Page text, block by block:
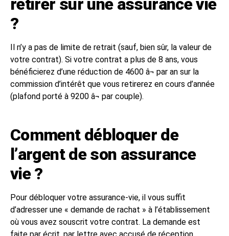
retirer sur une assurance vie
?
Il n’y a pas de limite de retrait (sauf, bien sûr, la valeur de
votre contrat). Si votre contrat a plus de 8 ans, vous
bénéficierez d’une réduction de 4600 â¬ par an sur la
commission d’intérêt que vous retirerez en cours d’année
(plafond porté à 9200 â¬ par couple).
Comment débloquer de
l’argent de son assurance
vie ?
Pour débloquer votre assurance-vie, il vous suffit
d’adresser une « demande de rachat » à l’établissement
où vous avez souscrit votre contrat. La demande est